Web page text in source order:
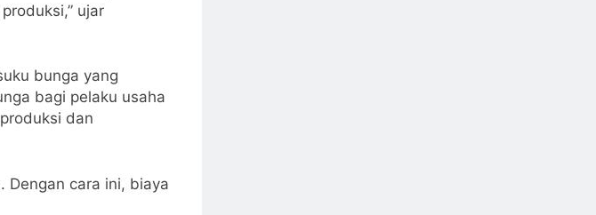
ujar
bunga yang
bagi pelaku usaha
dan
Dengan cara ini, biaya